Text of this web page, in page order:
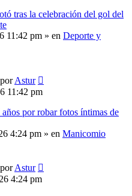
tras la celebración del gol del
11:42 pm » en Deporte y
porAstur
11:42 pm
por robar fotos íntimas de
4:24 pm » en Manicomio
porAstur
4:24 pm